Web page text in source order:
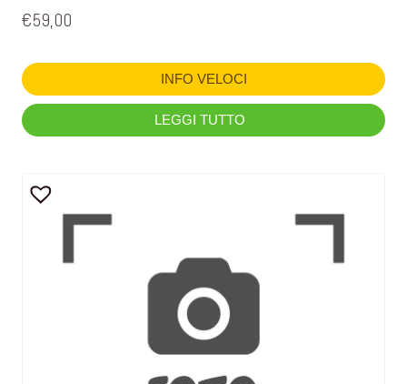
€59,00
INFO VELOCI
LEGGI TUTTO